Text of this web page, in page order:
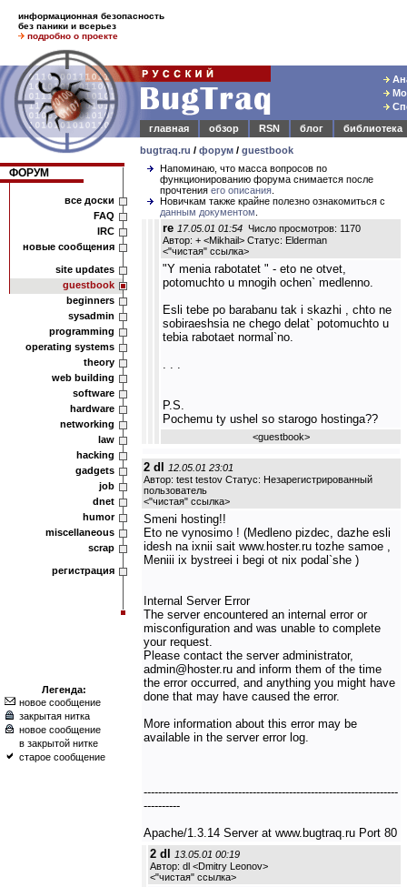
информационная безопасность
без паники и всерьез
подробно о проекте
главная
обзор RSN блог
библиотека
bugtraq.ru / форум / guestbook
ФОРУМ
все доски
FAQ
IRC
новые сообщения
site updates
guestbook
beginners
sysadmin
programming
operating systems
theory
web building
software
hardware
networking
law
hacking
gadgets
job
dnet
humor
miscellaneous
scrap
регистрация
Легенда:
новое сообщение
закрытая нитка
новое сообщение
в закрытой нитке
старое сообщение
Напоминаю, что масса вопросов по
функционированию форума снимается после
прочтения его описания
Новичкам также крайне полезно ознакомиться с
данным документом
re 17.05.01 01:54 Число просмотров: 1170
Автор: + <Mikhail> Статус: Elderman
<"чистая" ссылка>
"Y menia rabotatet " - eto ne otvet,
potomuchto u mnogih ochen` medlenno.
Esli tebe po barabanu tak i skazhi , chto ne
sobiraeshsia ne chego delat` potomuchto u
tebia rabotaet normal`no.
. . .
P.S.
Pochemu ty ushel so starogo hostinga??
<guestbook>
2 dl
12.05.01 23:01
Автор: test testov Статус: Незарегистрированный
пользователь
<"чистая" ссылка>
Smeni hosting!!
Eto ne vynosimo ! (Medleno pizdec, dazhe esli
idesh na ixnii sait www.hoster.ru tozhe samoe ,
Meniii ix bystreei i begi ot nix podal`she )
Internal Server Error
The server encountered an internal error or
misconfiguration and was unable to complete
your request.
Please contact the server administrator,
admin@hoster.ru and inform them of the time
the error occurred, and anything you might have
done that may have caused the error.
More information about this error may be
available in the server error log.
----------------------------------------------------------------------
----------
Apache/1.3.14 Server at www.bugtraq.ru Port 80
2 dl
13.05.01 00:19
Автор: dl <Dmitry Leonov>
<"чистая" ссылка>